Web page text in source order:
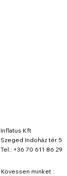
Inflatus Kft
Szeged Indoház tér 5
Tel.: +36 70 611 86 29
Kövessen minket :